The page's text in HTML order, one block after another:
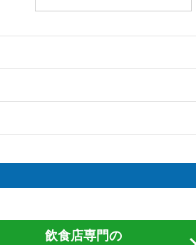
飲食店専門の